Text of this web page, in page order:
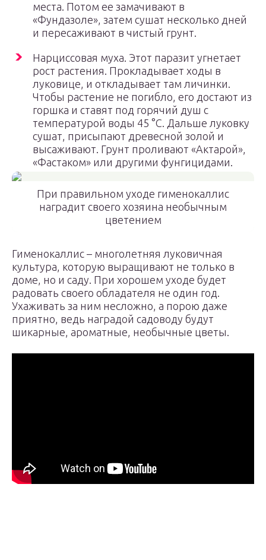
места. Потом ее замачивают в
«Фундазоле», затем сушат несколько дней
и пересаживают в чистый грунт.
Нарциссовая муха. Этот паразит угнетает
рост растения. Прокладывает ходы в
луковице, и откладывает там личинки.
Чтобы растение не погибло, его достают из
горшка и ставят под горячий душ с
температурой воды 45 °C. Дальше луковку
сушат, присыпают древесной золой и
высаживают. Грунт проливают «Актарой»,
«Фастаком» или другими фунгицидами.
При правильном уходе гименокаллис
наградит своего хозяина необычным
цветением
Гименокаллис – многолетняя луковичная
культура, которую выращивают не только в
доме, но и саду. При хорошем уходе будет
радовать своего обладателя не один год.
Ухаживать за ним несложно, а порою даже
приятно, ведь наградой садоводу будут
шикарные, ароматные, необычные цветы.